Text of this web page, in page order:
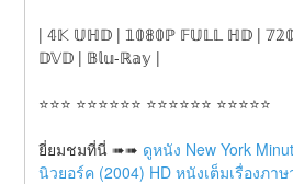
| 𝟜𝕂 𝕌ℍ𝔻 | 𝟙𝟘𝟠𝟘ℙ 𝔽𝕌𝕃𝕃 ℍ𝔻 |
𝔻𝕍𝔻 | 𝔹𝕝𝕦-ℝ𝕒𝕪 |
⭐⭐⭐ ⭐⭐⭐⭐⭐⭐ ⭐⭐⭐⭐⭐⭐ ⭐⭐⭐⭐⭐
ยี่ยมชมที่นี่ ➠➠ ดูหนัง New York
นิวยอร์ค (2004) HD หนังเต็มเรื่องภา